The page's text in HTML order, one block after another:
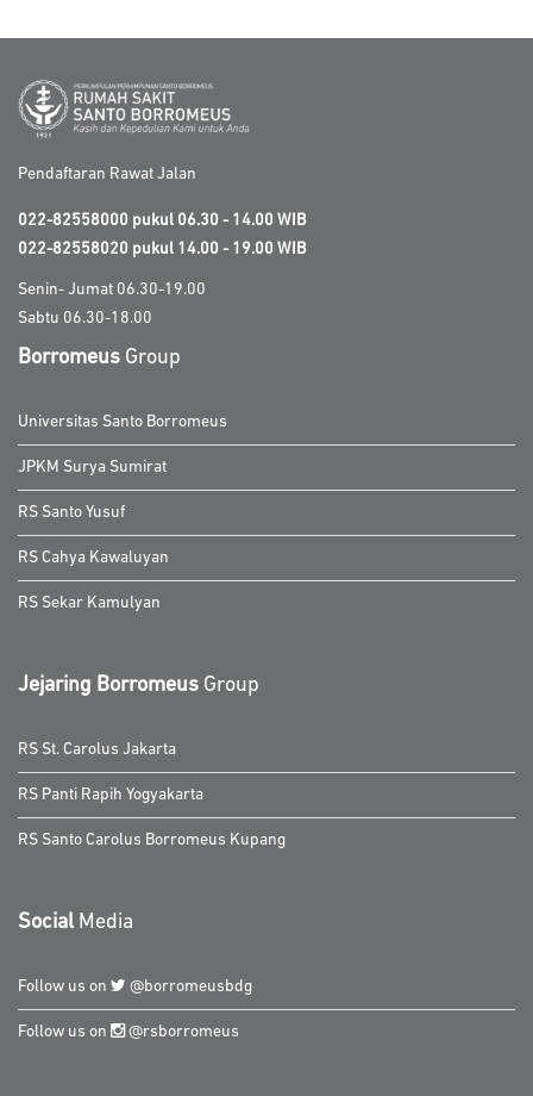
Pendaftaran Rawat Jalan
022-82558000 pukul 06.30 - 14.00 WIB
022-82558020 pukul 14.00 - 19.00 WIB
Senin- Jumat 06.30-19.00
Sabtu 06.30-18.00
Borromeus Group
Universitas Santo Borromeus
JPKM Surya Sumirat
RS Santo Yusuf
RS Cahya Kawaluyan
RS Sekar Kamulyan
Jejaring Borromeus Group
RS St. Carolus Jakarta
RS Panti Rapih Yogyakarta
RS Santo Carolus Borromeus Kupang
Social Media
Follow us on @borromeusbdg
Follow us on @rsborromeus